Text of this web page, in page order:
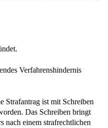
Verfahrenshindernis
Strafantrag ist mit Schreiben
Das Schreiben bringt
nach einem strafrechtlichen